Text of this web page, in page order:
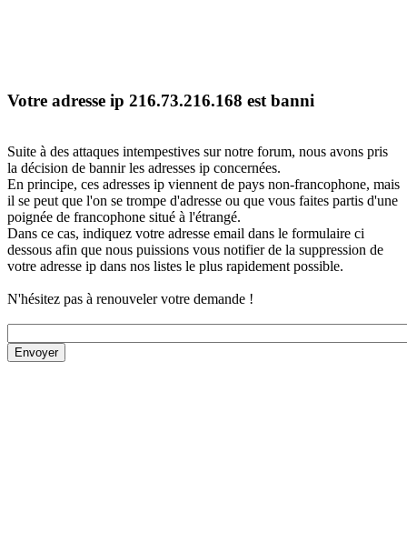
Votre adresse ip 216.73.216.168 est banni
Suite à des attaques intempestives sur notre forum, nous avons pris
la décision de bannir les adresses ip concernées.
En principe, ces adresses ip viennent de pays non-francophone, mais
il se peut que l'on se trompe d'adresse ou que vous faites partis d'une
poignée de francophone situé à l'étrangé.
Dans ce cas, indiquez votre adresse email dans le formulaire ci
dessous afin que nous puissions vous notifier de la suppression de
votre adresse ip dans nos listes le plus rapidement possible.
N'hésitez pas à renouveler votre demande !